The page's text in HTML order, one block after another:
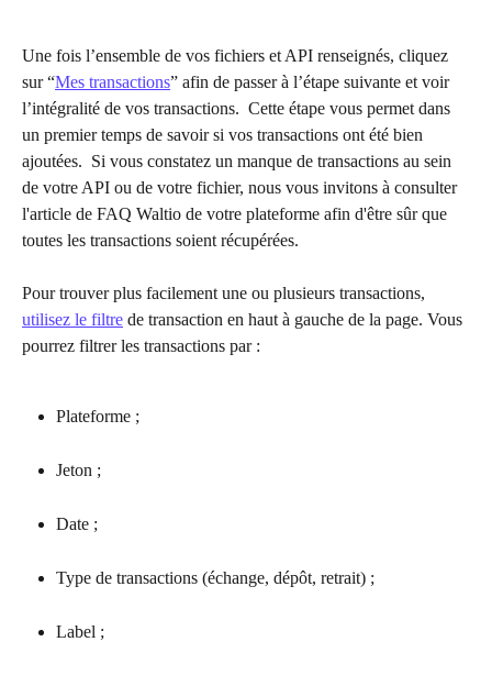
Une fois l’ensemble de vos fichiers et API renseignés, cliquez
sur “Mes transactions” afin de passer à l’étape suivante et voir
l’intégralité de vos transactions. ​ Cette étape vous permet dans
un premier temps de savoir si vos transactions ont été bien
ajoutées. ​ Si vous constatez un manque de transactions au sein
de votre API ou de votre fichier, nous vous invitons à consulter
l'article de FAQ Waltio de votre plateforme afin d'être sûr que
toutes les transactions soient récupérées.
Pour trouver plus facilement une ou plusieurs transactions,
utilisez le filtre de transaction en haut à gauche de la page. Vous
pourrez filtrer les transactions par :
Plateforme ;
Jeton ;
Date ;
Type de transactions (échange, dépôt, retrait) ;
Label ;